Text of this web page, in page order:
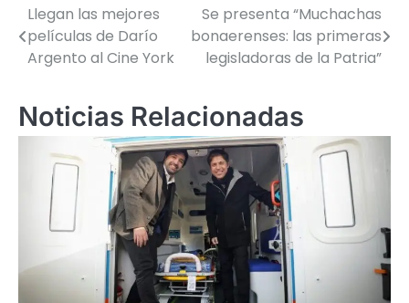
Navegación
de
Llegan las mejores
películas de Darío
Argento al Cine York
Se presenta “Muchachas
bonaerenses: las primeras
legisladoras de la Patria”
Noticias Relacionadas